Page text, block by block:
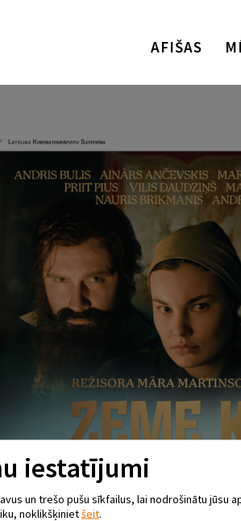
AFIŠAS
iestatījumi
un trešo pušu sīkfailus, lai nodrošinātu jūsu
noklikšķinietšeit.